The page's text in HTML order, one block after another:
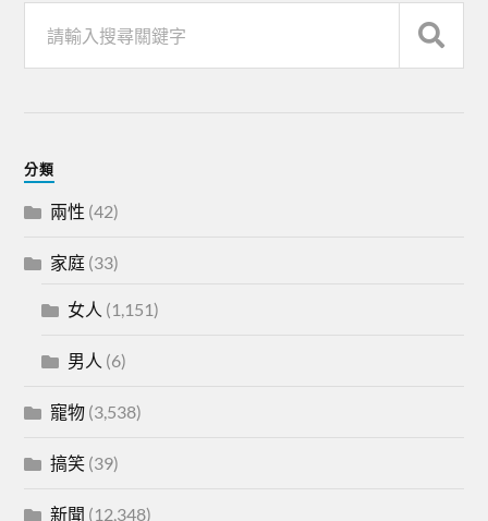
分類
兩性 (42)
家庭 (33)
女人 (1,151)
男人 (6)
寵物 (3,538)
搞笑 (39)
新聞 (12,348)